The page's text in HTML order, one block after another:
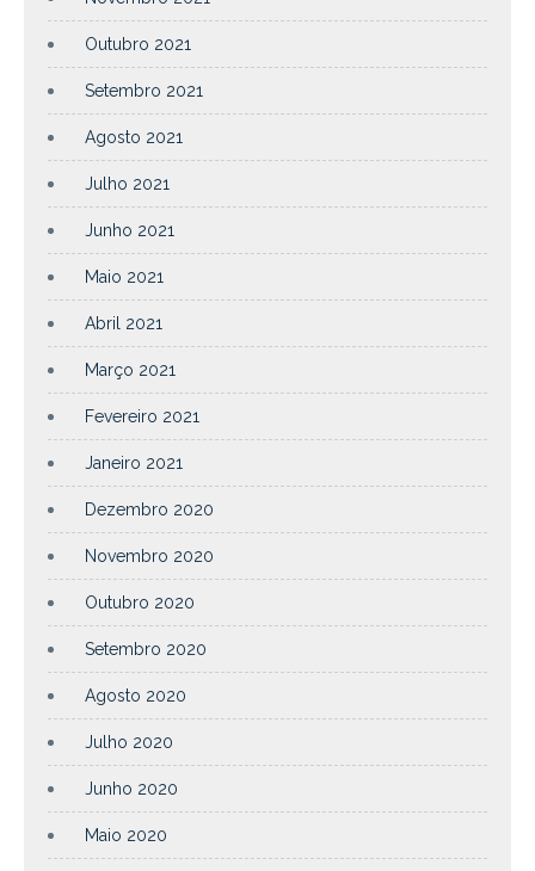
Outubro 2021
Setembro 2021
Agosto 2021
Julho 2021
Junho 2021
Maio 2021
Abril 2021
Março 2021
Fevereiro 2021
Janeiro 2021
Dezembro 2020
Novembro 2020
Outubro 2020
Setembro 2020
Agosto 2020
Julho 2020
Junho 2020
Maio 2020